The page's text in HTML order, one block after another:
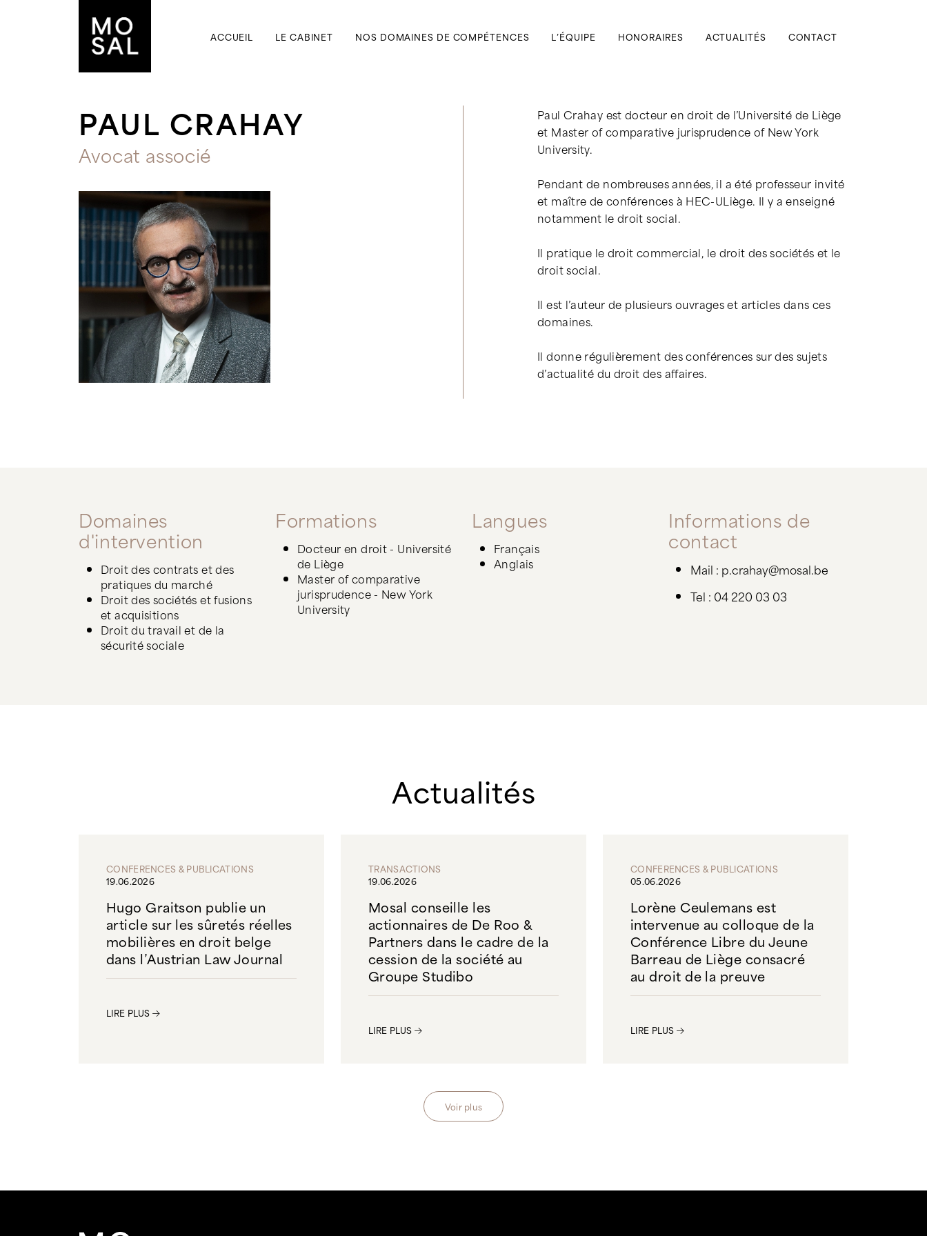
ACCUEIL LE CABINET NOS DOMAINES DE COMPÉTENCES L’ÉQUIPE HONORAIRES ACTUALITÉS CONTACT
PAUL CRAHAY
Avocat associé
Paul Crahay est docteur en droit de l’Université de Liège
et Master of comparative jurisprudence of New York
University.
Pendant de nombreuses années, il a été professeur invité
et maître de conférences à HEC-ULiège. Il y a enseigné
notamment le droit social.
Il pratique le droit commercial, le droit des sociétés et le
droit social.
Il est l’auteur de plusieurs ouvrages et articles dans ces
domaines.
Il donne régulièrement des conférences sur des sujets
d’actualité du droit des affaires.
Domaines
d'intervention
Droit des contrats et des
pratiques du marché
Droit des sociétés et fusions
et acquisitions
Droit du travail et de la
sécurité sociale
Formations
Docteur en droit - Université
de Liège
Master of comparative
jurisprudence - New York
University
Langues
Français
Anglais
Informations de
contact
Mail : p.crahay@mosal.be
Tel : 04 220 03 03
Actualités
CONFERENCES & PUBLICATIONS
19.06.2026
Hugo Graitson publie un
article sur les sûretés réelles
mobilières en droit belge
dans l’Austrian Law Journal
LIRE PLUS
TRANSACTIONS
19.06.2026
Mosal conseille les
actionnaires de De Roo &
Partners dans le cadre de la
cession de la société au
Groupe Studibo
LIRE PLUS
CONFERENCES & PUBLICATIONS
05.06.2026
Lorène Ceulemans est
intervenue au colloque de la
Conférence Libre du Jeune
Barreau de Liège consacré
au droit de la preuve
LIRE PLUS
Voir plus